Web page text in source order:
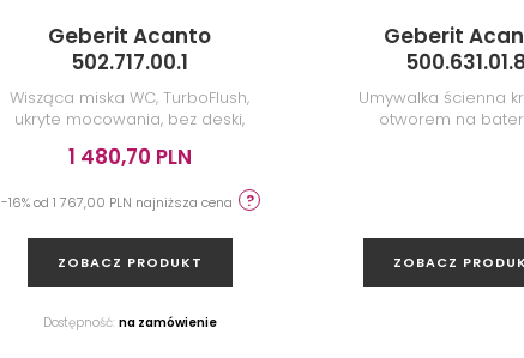
Geberit Acanto
502.717.00.1
Wisząca miska WC, TurboFlush,
ukryte mocowania, bez deski,
1 480,70 PLN
-16% od 1 767,00 PLN najniższa cena
ZOBACZ PRODUKT
Dostępność: na zamówienie
Geberit
500.631.01.8
Umywalka ścienna
otworem na
ZOBACZ